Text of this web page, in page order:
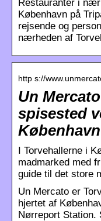
Restauranter i
København på
rejsende og
nærheden af
http s://
Un
spisested
København
I Torvehallerne i
madmarked med
guide til det store
Un Mercato er
hjertet af
Nørreport Station.